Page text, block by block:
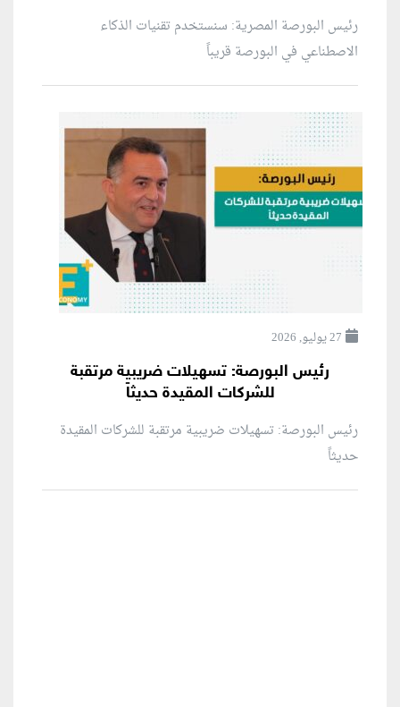
رئيس البورصة المصرية: سنستخدم تقنيات الذكاء
الاصطناعي في البورصة قريباً
27 يوليو, 2026
رئيس البورصة: تسهيلات ضريبية مرتقبة
للشركات المقيدة حديثاً
رئيس البورصة: تسهيلات ضريبية مرتقبة للشركات المقيدة
حديثاً